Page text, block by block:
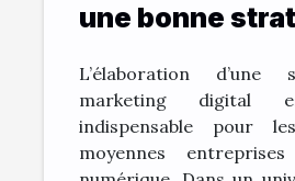
une bonne
L’élaboration d’une
marketing digital
indispensable pour
moyennes